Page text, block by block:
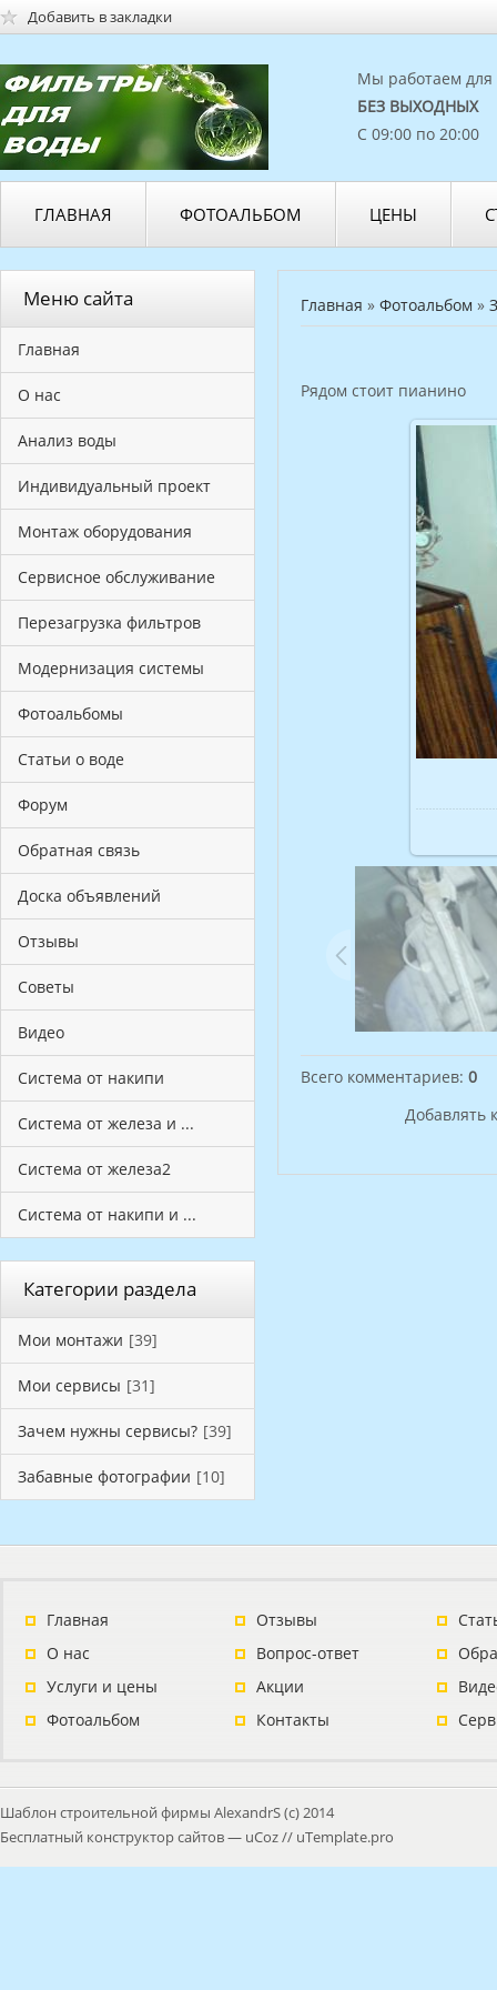
Добавить в закладки
Мы работаем для
БЕЗ ВЫХОДНЫХ
С 09:00 по 20:00
ГЛАВНАЯ ФОТОАЛЬБОМ ЦЕНЫ
Меню сайта
Главная
О нас
Анализ воды
Индивидуальный проект
Монтаж оборудования
Сервисное обслуживание
Перезагрузка фильтров
Модернизация системы
Фотоальбомы
Статьи о воде
Форум
Обратная связь
Доска объявлений
Отзывы
Советы
Видео
Система от накипи
Система от железа и ...
Система от железа2
Система от накипи и ...
Категории раздела
Мои монтажи [39]
Мои сервисы [31]
Зачем нужны сервисы? [39]
Забавные фотографии [10]
Главная » Фотоальбом »
Рядом стоит пианино
Всего комментариев: 0
Добавлять
Главная
О нас
Услуги и цены
Фотоальбом
Отзывы
Вопрос-ответ
Акции
Контакты
Шаблон строительной фирмы AlexandrS (с) 2014
Бесплатный конструктор сайтов— uCoz// uTemplate.pro